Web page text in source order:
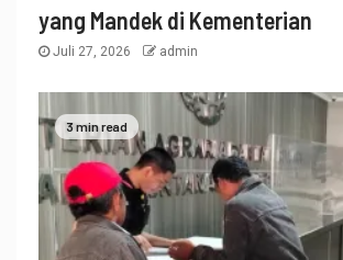
yang Mandek di Kementerian
Juli 27, 2026 admin
3 min read